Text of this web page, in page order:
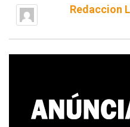
Redaccion